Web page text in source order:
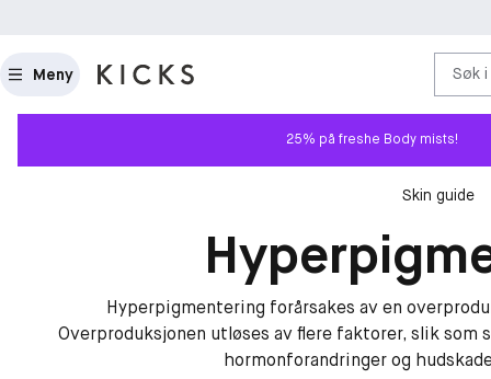
Meny Søk
25% på freshe Body mists!
Skin guide
Hyperpigmentering forårsakes av en
Overproduksjonen utløses av flere faktorer, slik som
hormonforandringer og